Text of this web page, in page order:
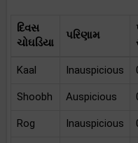
દિવસ
ચોઘડિયા
પરિણામ
Kaal Inauspicious
Shoobh Auspicious
Rog Inauspicious